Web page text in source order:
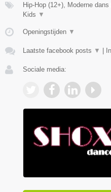
Hip-Hop (12+), Moderne
Kids ▼
Openingstijden ▼
Laatste facebook posts ▼ |
Sociale media: